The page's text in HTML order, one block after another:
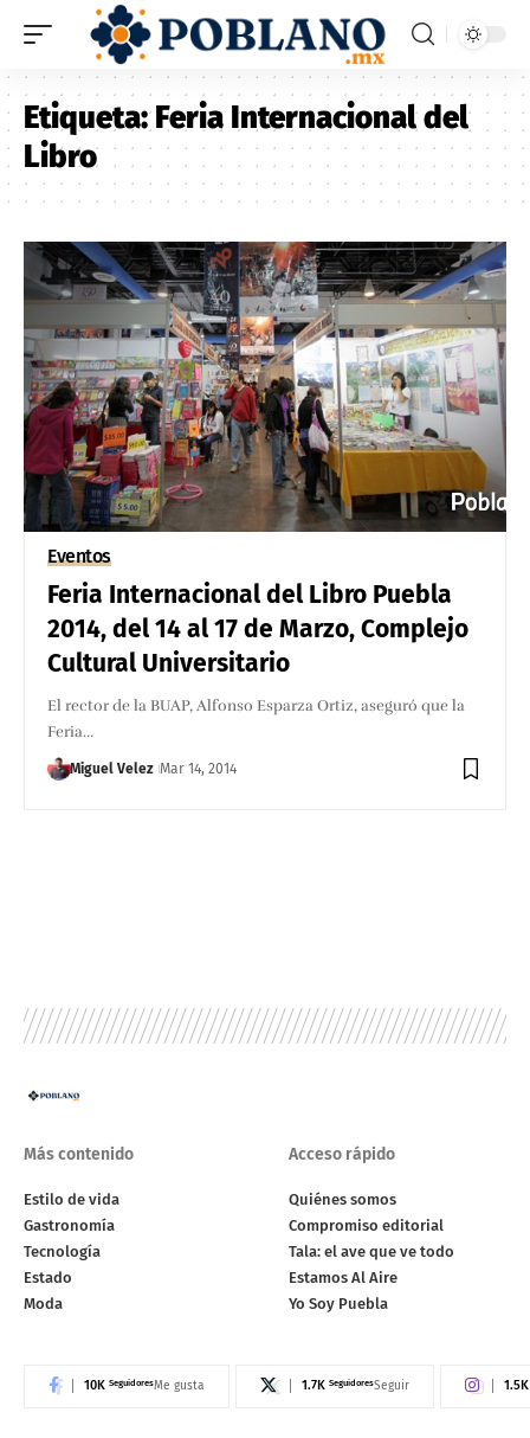
Etiqueta:Feria Internacional del
Libro
Eventos
Feria Internacional del Libro Puebla
2014, del 14 al 17 de Marzo, Complejo
Cultural Universitario
El rector de la BUAP, Alfonso Esparza Ortiz, aseguró que la
Feria…
Miguel Velez Mar 14, 2014
Más contenido
Estilo de vida
Gastronomía
Tecnología
Estado
Moda
Acceso rápido
Quiénes somos
Compromiso editorial
Tala: el ave que ve todo
Estamos Al Aire
Yo Soy Puebla
10K SeguidoresMe gusta 1.7K SeguidoresSeguir 1.5K